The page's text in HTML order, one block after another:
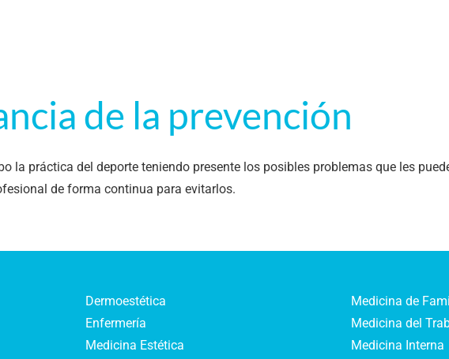
de la prevención
la práctica del deporte teniendo presente los posibles problemas que les
de forma continua para evitarlos.
Dermoestética
Enfermería
Medicina Estética
Medicina de
Medicina del
Medicina Interna